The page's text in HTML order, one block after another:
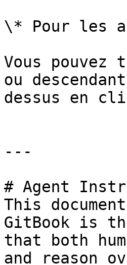
\* Pour les
Vous
ou
dessus en
---
# Agent
This
GitBook is
that both
and reason